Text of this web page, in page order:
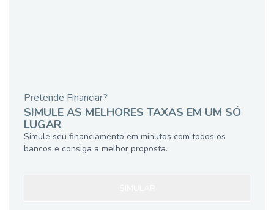
Pretende Financiar?
SIMULE AS MELHORES TAXAS EM UM SÓ
LUGAR
Simule seu financiamento em minutos com todos os
bancos e consiga a melhor proposta.